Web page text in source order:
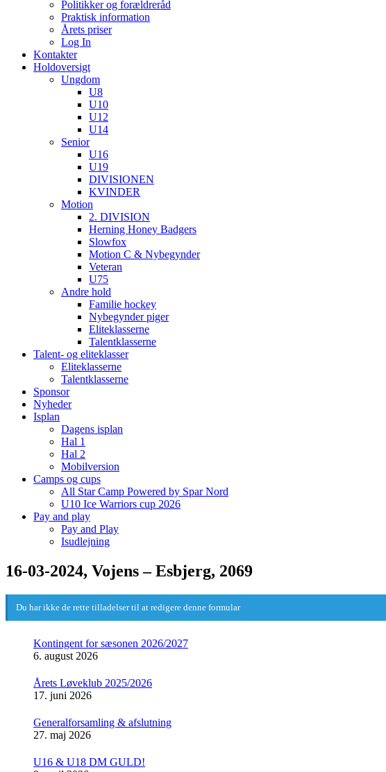
Politikker og forældreråd
Praktisk information
Årets priser
Log In
Kontakter
Holdoversigt
Ungdom
U8
U10
U12
U14
Senior
U16
U19
DIVISIONEN
KVINDER
Motion
2. DIVISION
Herning Honey Badgers
Slowfox
Motion C & Nybegynder
Veteran
U75
Andre hold
Familie hockey
Nybegynder piger
Eliteklasserne
Talentklasserne
Talent- og eliteklasser
Eliteklasserne
Talentklasserne
Sponsor
Nyheder
Isplan
Dagens isplan
Hal 1
Hal 2
Mobilversion
Camps og cups
All Star Camp Powered by Spar Nord
U10 Ice Warriors cup 2026
Pay and play
Pay and Play
Isudlejning
16-03-2024, Vojens – Esbjerg, 2069
Du har ikke de rette tilladelser til at redigere denne formular
Kontingent for sæsonen 2026/2027
6. august 2026
Årets Løveklub 2025/2026
17. juni 2026
Generalforsamling & afslutning
27. maj 2026
U16 & U18 DM GULD!